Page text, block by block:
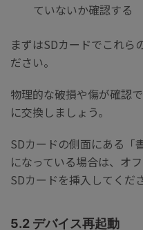
ていないか確認する
まずはSDカードでこれら
ださい。
物理的な破損や傷が確認
に交換しましょう。
SDカードの側面にある「
になっている場合は、オ
SDカードを挿入してくだ
5.2 デバイス再起動